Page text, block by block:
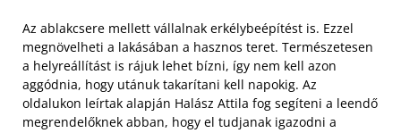
Az ablakcsere mellett vállalnak erkélybeépítést is. Ezzel
megnövelheti a lakásában a hasznos teret. Természetesen
a helyreállítást is rájuk lehet bízni, így nem kell azon
aggódnia, hogy utánuk takarítani kell napokig. Az
oldalukon leírtak alapján Halász Attila fog segíteni a leendő
megrendelőknek abban, hogy el tudjanak igazodni a